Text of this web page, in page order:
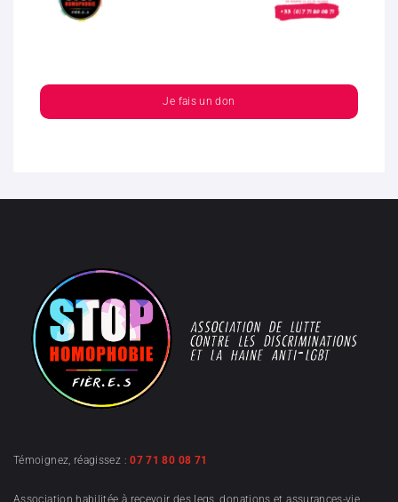
Je fais un don
Témoignez, réagissez :07 71 80 08 71
Association habilitée à recevoir des legs, donations et assurances-vie